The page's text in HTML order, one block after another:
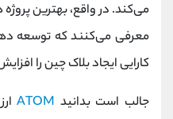
می‌کند. در واقع، بهترین
معرفی می‌کنند که توسعه
کارایی ایجاد بلاک چین را
جالب است بدانید ATOM